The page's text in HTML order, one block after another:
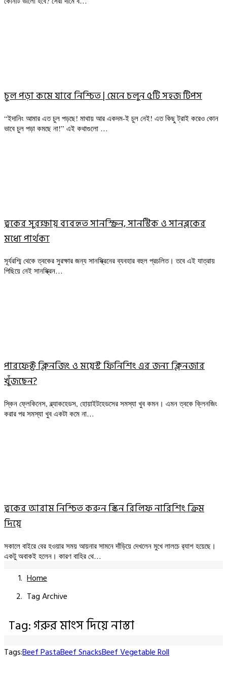
চুল পড়া কমে যাবে নিশ্চিত | মেনে চলুন ৫টি সহজ টিপস
“ইদানিং আমার এত চুল পড়ছে! মাথায় আর একদম-ই চুল নেই! এত কিছু ট্রাই করেও কোন
ভাবে চুল পড়া কমছে না!” এই কথাগুলো …
ত্বকের সুরক্ষায় ব্যবহৃত সানস্ক্রিন, সানস্টিক ও সানব্লকের
মধ্যে পার্থক্য
সূর্যরশ্মি থেকে ত্বকের সুরক্ষার জন্য সানস্ক্রিনের ব্যবহার বহুল প্রচলিত। তবে এই যাত্রায়
পিছিয়ে নেই সানস্ক্রিন…
পারফেক্ট ক্লিনজিং ও ময়েস্ট ফিনিশিং এর জন্য ক্লিনজার
খুঁজছেন?
স্কিন ফ্লেকিনেস, ব্ল্যাকহেডস, হোয়াইটহেডসের সমস্যা খুব কমন। এমন ত্বকে ক্লিনজিং
করার পর সমস্যা খুব একটা কমে না…
ত্বকের আরাম নিশ্চিত করুন স্কিন রিলিফ নারিশিং ক্রিম
দিয়ে
সকালে বাইরে বের হওয়ার সময় আয়নার সামনে দাঁড়িয়ে দেখলেন মুখে লালচে র‍্যাশ হয়েছে।
একটু অবাকই হলেন। কারণ বাহির থে…
Home
Tag Archive
Tag: গরুর মাংস দিয়ে নাস্তা
Tags:Beef PastaBeef SnacksBeef Vegetable Roll